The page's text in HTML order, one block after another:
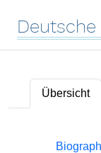
Deutsche
Übersicht